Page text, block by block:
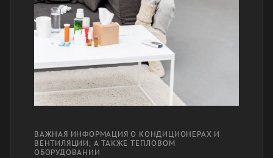
ВАЖНАЯ ИНФОРМАЦИЯ О КОНДИЦИОНЕРАХ И
ВЕНТИЛЯЦИИ, А ТАКЖЕ ТЕПЛОВОМ
ОБОРУДОВАНИИ